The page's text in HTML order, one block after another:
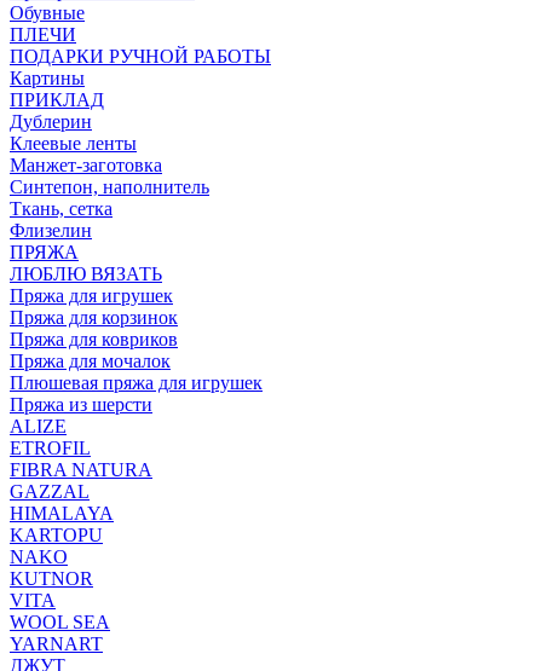
Обувные
ПЛЕЧИ
ПОДАРКИ РУЧНОЙ РАБОТЫ
Картины
ПРИКЛАД
Дублерин
Клеевые ленты
Манжет-заготовка
Синтепон, наполнитель
Ткань, сетка
Флизелин
ПРЯЖА
ЛЮБЛЮ ВЯЗАТЬ
Пряжа для игрушек
Пряжа для корзинок
Пряжа для ковриков
Пряжа для мочалок
Плюшевая пряжа для игрушек
Пряжа из шерсти
ALIZE
ETROFIL
FIBRA NATURA
GAZZAL
HIMALAYA
KARTOPU
NAKO
KUTNOR
VITA
WOOL SEA
YARNART
ДЖУТ